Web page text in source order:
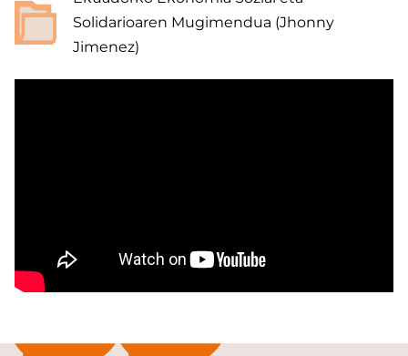
Solidarioaren Mugimendua (Jhonny
Jimenez)